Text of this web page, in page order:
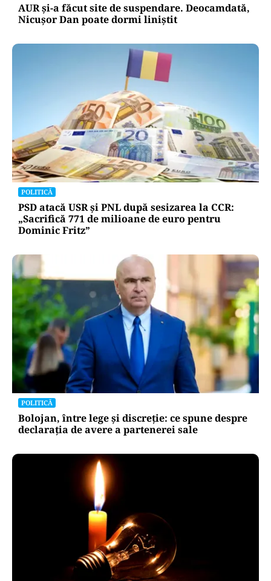
AUR și-a făcut site de suspendare. Deocamdată,
Nicușor Dan poate dormi liniștit
POLITICĂ
PSD atacă USR și PNL după sesizarea la CCR:
„Sacrifică 771 de milioane de euro pentru
Dominic Fritz”
POLITICĂ
Bolojan, între lege și discreție: ce spune despre
declarația de avere a partenerei sale